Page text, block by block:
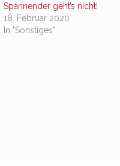
Spannender geht’s nicht!
18. Februar 2020
In "Sonstiges"